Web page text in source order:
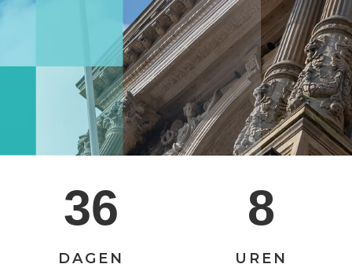
36
DAGEN
8
UREN